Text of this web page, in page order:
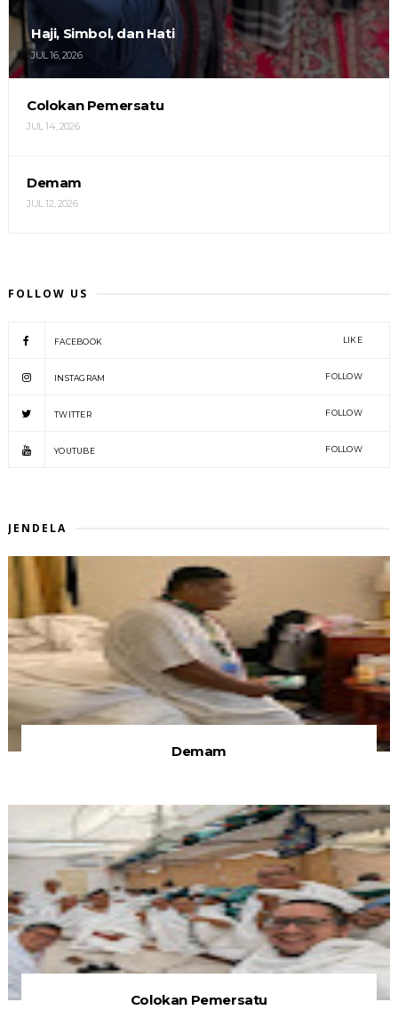
Haji, Simbol, dan Hati
JUL 16, 2026
Colokan Pemersatu
JUL 14, 2026
Demam
JUL 12, 2026
FOLLOW US
FACEBOOK LIKE
INSTAGRAM FOLLOW
TWITTER FOLLOW
YOUTUBE FOLLOW
JENDELA
Demam
Colokan Pemersatu